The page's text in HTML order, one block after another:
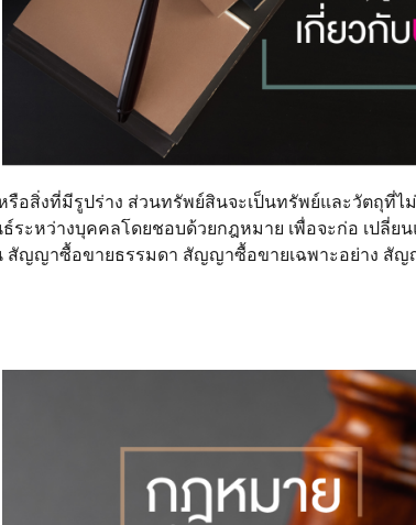
อสิ่งที่มีรูปร่าง ส่วนทรัพย์สินจะเป็นทรัพย์และวัตถุที่ไ
ระหว่างบุคคลโดยชอบด้วยกฎหมาย เพื่อจะก่อ เปลี่ย
ญญาซื้อขายธรรมดา สัญญาซื้อขายเฉพาะอย่าง สัญ